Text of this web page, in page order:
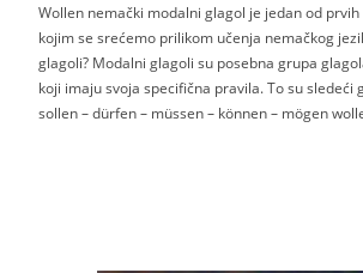
Wollen nemački modalni glagol je jedan od
kojim se srećemo prilikom učenja nemačkog
glagoli? Modalni glagoli su posebna grupa
koji imaju svoja specifična pravila. To su sledeći
sollen – dürfen – müssen – können – mögen